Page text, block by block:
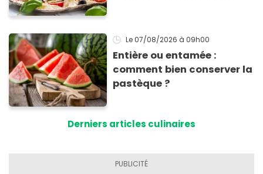
Le 07/08/2026 à 09h00
Entière ou entamée :
comment bien conserver la
pastèque ?
Derniers articles culinaires